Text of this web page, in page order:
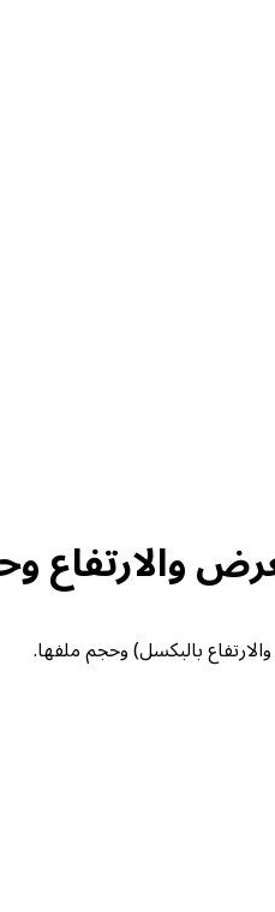
والارتفاع
بالبكسل) وحجم ملفها.